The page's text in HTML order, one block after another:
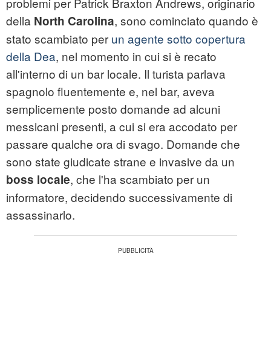
della North Carolina, sono cominciato quando è
stato scambiato per un agente sotto copertura
della Dea, nel momento in cui si è recato
all'interno di un bar locale. Il turista parlava
spagnolo fluentemente e, nel bar, aveva
semplicemente posto domande ad alcuni
messicani presenti, a cui si era accodato per
passare qualche ora di svago. Domande che
sono state giudicate strane e invasive da un
boss locale, che l'ha scambiato per un
informatore, decidendo successivamente di
assassinarlo.